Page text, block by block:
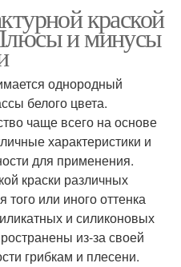
краской
и минусы
однородный
белого цвета.
чаще всего на основе
характеристики и
для применения.
краски различных
или иного оттенка
и силиконовых
из-за своей
грибкам и плесени.